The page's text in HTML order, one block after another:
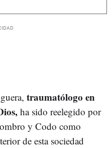
traumatólogo en
ha sido reelegido por
y Codo como
de esta sociedad